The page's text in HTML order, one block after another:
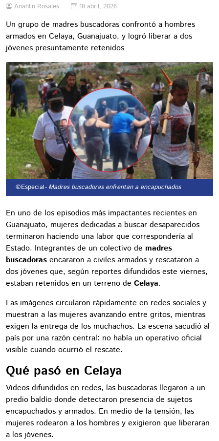
Anahlin Rosales 18 abril, 2026
Un grupo de madres buscadoras confrontó a hombres
armados en Celaya, Guanajuato, y logró liberar a dos
jóvenes presuntamente retenidos
©Especial- Madres buscadoras enfrentan a encapuchados
En uno de los episodios más impactantes recientes en
Guanajuato, mujeres dedicadas a buscar desaparecidos
terminaron haciendo una labor que correspondería al
Estado. Integrantes de un colectivo de madres
buscadoras encararon a civiles armados y rescataron a
dos jóvenes que, según reportes difundidos este viernes,
estaban retenidos en un terreno de Celaya.
Las imágenes circularon rápidamente en redes sociales y
muestran a las mujeres avanzando entre gritos, mientras
exigen la entrega de los muchachos. La escena sacudió al
país por una razón central: no había un operativo oficial
visible cuando ocurrió el rescate.
Qué pasó en Celaya
Videos difundidos en redes, las buscadoras llegaron a un
predio baldío donde detectaron presencia de sujetos
encapuchados y armados. En medio de la tensión, las
mujeres rodearon a los hombres y exigieron que liberaran
a los jóvenes.